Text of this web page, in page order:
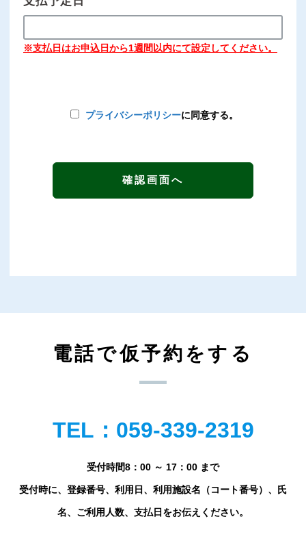
※支払日はお申込日から1週間以内にて設定してください。
プライバシーポリシーに同意する。
電話で仮予約をする
TEL：059-339-2319
受付時間8：00 ～ 17：00 まで
受付時に、登録番号、利用日、利用施設名（コート番号）、氏
名、ご利用人数、支払日をお伝えください。